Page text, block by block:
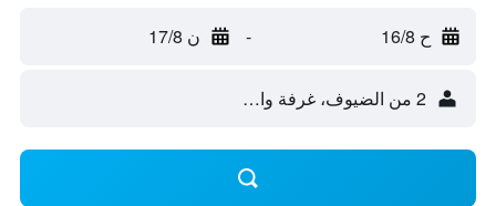
ح 16/8 - ن 17/8
2 من الضيوف، غرفة واحدة